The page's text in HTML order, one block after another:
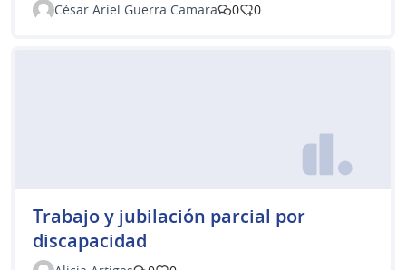
César Ariel Guerra Camara 0 0
Trabajo y jubilación parcial por
discapacidad